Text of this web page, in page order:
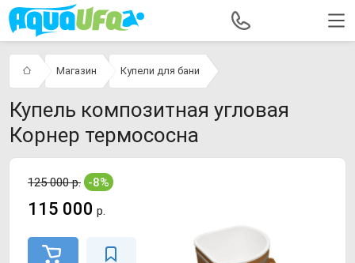
Магазин Купели для бани
Купель композитная угловая
Корнер термососна
125 000 р. -8%
115 000 р.